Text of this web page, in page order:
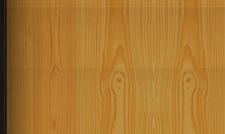
كتب 1992
كتب 1991
كتب 1988
كتب 1987
كتب 1984
كتب 1983